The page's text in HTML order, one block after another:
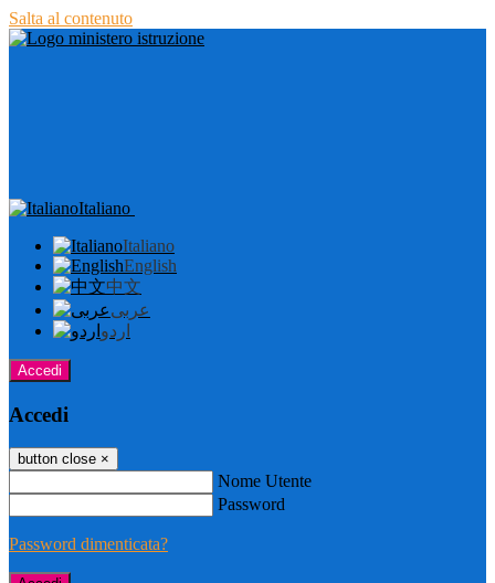
Salta al contenuto
Italiano
Italiano
English
中文
عربى
اردو
Accedi
Accedi
button close ×
Nome Utente
Password
Password dimenticata?